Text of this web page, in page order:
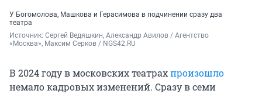
У Богомолова, Машкова и Герасимова в подчинении сразу два
театра
Источник: Сергей Ведяшкин, Александр Авилов / Агентство
«Москва», Максим Серков / NGS42.RU
В 2024 году в московских театрахпроизошло
немало кадровых изменений. Сразу в семи